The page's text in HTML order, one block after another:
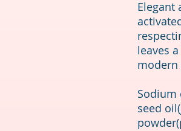
Elegant
leaves
modern
Sodium
seed